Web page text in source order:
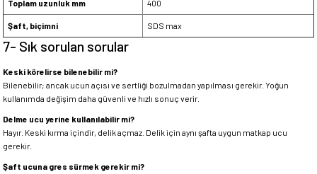
Toplam uzunluk mm 400
Şaft, biçimni SDS max
7- Sık sorulan sorular
Keski körelirse bilenebilir mi?
Bilenebilir; ancak ucun açısı ve sertliği bozulmadan yapılması gerekir. Yoğun
kullanımda değişim daha güvenli ve hızlı sonuç verir.
Delme ucu yerine kullanılabilir mi?
Hayır. Keski kırma içindir, delik açmaz. Delik için aynı şafta uygun matkap ucu
gerekir.
Şaft ucuna gres sürmek gerekir mi?